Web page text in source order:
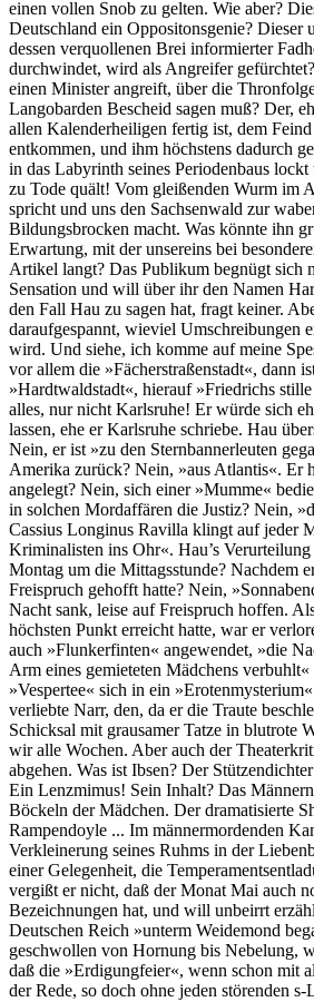
einen vollen Snob zu gelten. Wie aber?
Deutschland ein Oppositonsgenie? Dieser
dessen verquollenen Brei informierter
durchwindet, wird als Angreifer
einen Minister angreift, über die
Langobarden Bescheid sagen muß? Der,
allen Kalenderheiligen fertig ist, dem
entkommen, und ihm höchstens dadurch
in das Labyrinth seines Periodenbaus
zu Tode quält! Vom gleißenden Wurm im
spricht und uns den Sachsenwald zur
Bildungsbrocken macht. Was könnte ihn
Erwartung, mit der unsereins bei
Artikel langt? Das Publikum begnügt sich
Sensation und will über ihr den Namen
den Fall Hau zu sagen hat, fragt keiner.
daraufgespannt, wieviel Umschreibungen
wird. Und siehe, ich komme auf meine
vor allem die »Fächerstraßenstadt«, dann
»Hardtwaldstadt«, hierauf »Friedrichs stille
alles, nur nicht Karlsruhe! Er würde sich
lassen, ehe er Karlsruhe schriebe. Hau
Nein, er ist »zu den Sternbannerleuten
Amerika zurück? Nein, »aus Atlantis«. Er
angelegt? Nein, sich einer »Mumme«
in solchen Mordaffären die Justiz? Nein,
Cassius Longinus Ravilla klingt auf jeder
Kriminalisten ins Ohr«. Hau’s
Montag um die Mittagsstunde? Nachdem
Freispruch gehofft hatte? Nein,
Nacht sank, leise auf Freispruch hoffen.
höchsten Punkt erreicht hatte, war er
auch »Flunkerfinten« angewendet, »die
Arm eines gemieteten Mädchens
»Vespertee« sich in ein
verliebte Narr, den, da er die Traute
Schicksal mit grausamer Tatze in blutrote
wir alle Wochen. Aber auch der
abgehen. Was ist Ibsen? Der
Ein Lenzmimus! Sein Inhalt? Das
Böckeln der Mädchen. Der dramatisierte
Rampendoyle ... Im männermordenden
Verkleinerung seines Ruhms in der
einer Gelegenheit, die
vergißt er nicht, daß der Monat Mai auch
Bezeichnungen hat, und will unbeirrt
Deutschen Reich »unterm Weidemond
geschwollen von Hornung bis Nebelung,
daß die »Erdigungfeier«, wenn schon mit
der Rede, so doch ohne jeden störenden